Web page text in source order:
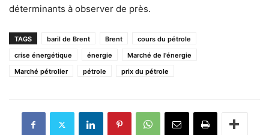
déterminants à observer de près.
TAGS baril de Brent Brent
cours du pétrole
crise énergétique
énergie
Marché de l'énergie
Marché pétrolier
pétrole prix du pétrole